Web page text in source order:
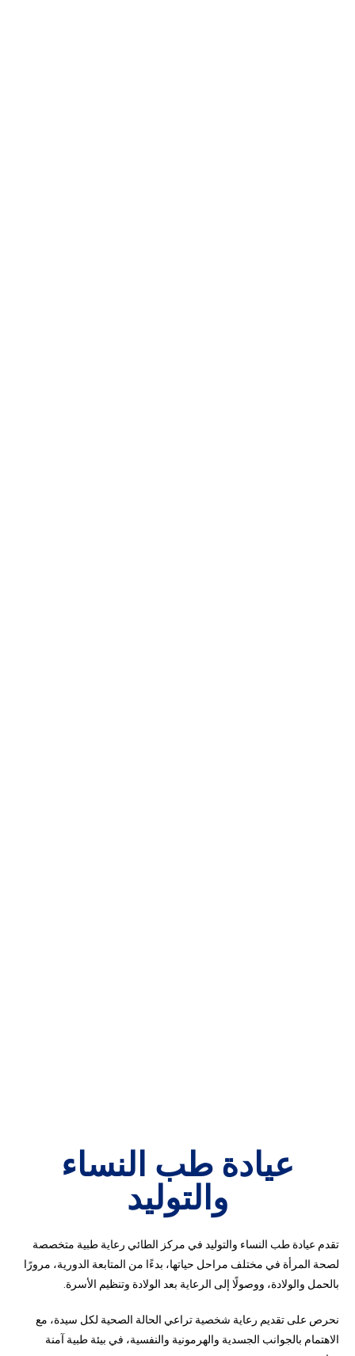
عيادة طب النساء
والتوليد
تقدم عيادة طب النساء والتوليد في مركز الطائي رعاية طبية متخصصة
لصحة المرأة في مختلف مراحل حياتها، بدءًا من المتابعة الدورية، مرورًا
بالحمل والولادة، ووصولًا إلى الرعاية بعد الولادة وتنظيم الأسرة.
نحرص على تقديم رعاية شخصية تراعي الحالة الصحية لكل سيدة، مع
الاهتمام بالجوانب الجسدية والهرمونية والنفسية، في بيئة طبية آمنة